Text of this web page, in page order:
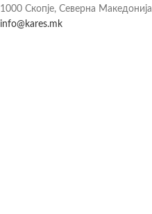
1000 Скопје, Северна Македонија
info@kares.mk